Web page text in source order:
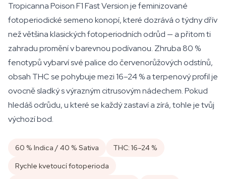
Tropicanna Poison F1 Fast Version je feminizované
fotoperiodické semeno konopí, které dozrává o týdny dřív
než většina klasických fotoperiodních odrůd — a přitom ti
zahradu promění v barevnou podívanou. Zhruba 80 %
fenotypů vybarví své palice do červenorůžových odstínů,
obsah THC se pohybuje mezi 16–24 % a terpenový profil je
ovocně sladký s výrazným citrusovým nádechem. Pokud
hledáš odrůdu, u které se každý zastaví a zírá, tohle je tvůj
výchozí bod.
60 % Indica / 40 % Sativa
THC: 16–24 %
Rychle kvetoucí fotoperioda